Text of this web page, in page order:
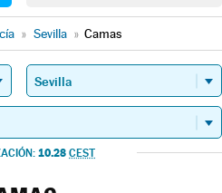
» Sevilla » Camas
10.28 CEST